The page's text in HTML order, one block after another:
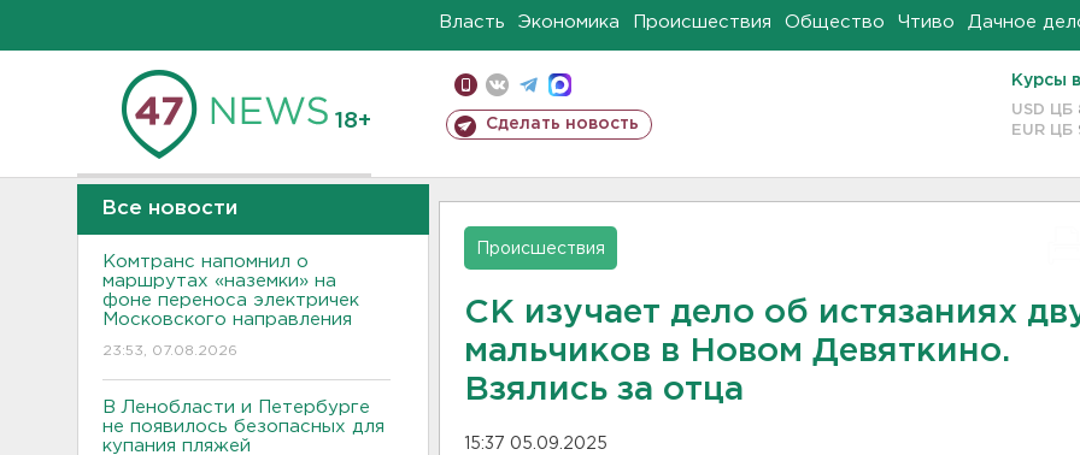
Власть Экономика Происшествия Общество Чтиво Дачное
18+ Сделать новость
Курсы
USD ЦБ
EUR ЦБ
Все новости
Комтранс напомнил о
маршрутах «наземки» на
фоне переноса электричек
Московского направления
23:53, 07.08.2026
В Ленобласти и Петербурге
не появилось безопасных для
купания пляжей
Происшествия
СК изучает дело об истязаниях
мальчиков в Новом Девяткино.
Взялись за отца
15:37 05.09.2025